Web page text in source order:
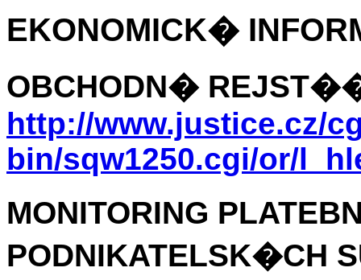
EKONOMICK�
OBCHODN�
http://www.justice.cz/
bin/sqw1250.cgi/or/
MONITORING
PODNIKATELSK�CH